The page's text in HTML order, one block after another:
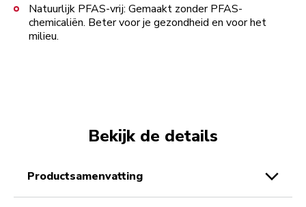
Natuurlijk PFAS-vrij: Gemaakt zonder PFAS-
chemicaliën. Beter voor je gezondheid en voor het
milieu.
Bekijk de details
productsamenvatting